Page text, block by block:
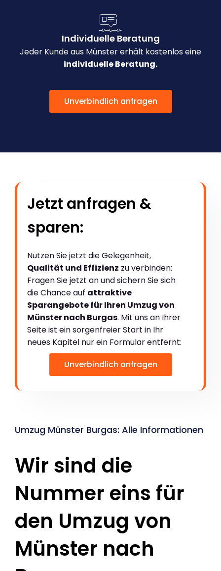
Individuelle Beratung
Jeder Kunde aus Münster erhält kostenlos eine
individuelle Beratung.
Unverbindlich anfragen
Jetzt anfragen &
sparen:
Nutzen Sie jetzt die Gelegenheit,
Qualität und Effizienz zu verbinden:
Fragen Sie jetzt an und sichern Sie sich
die Chance auf attraktive
Sparangebote für Ihren Umzug von
Münster nach Burgas. Mit uns an Ihrer
Seite ist ein sorgenfreier Start in Ihr
neues Kapitel nur ein Formular entfernt:
Unverbindlich anfragen
Umzug Münster Burgas: Alle Informationen
Wir sind die
Nummer eins für
den Umzug von
Münster nach